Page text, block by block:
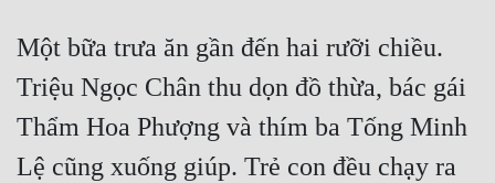
Trùng Sinh
Trọng Sinh
Tu Chân
Tu Tiên
Một bữa trưa ăn gần đến hai rưỡi chiều.
Triệu Ngọc Chân thu dọn đồ thừa, bác gái
Thẩm Hoa Phượng và thím ba Tống Minh
Lệ cũng xuống giúp. Trẻ con đều chạy ra